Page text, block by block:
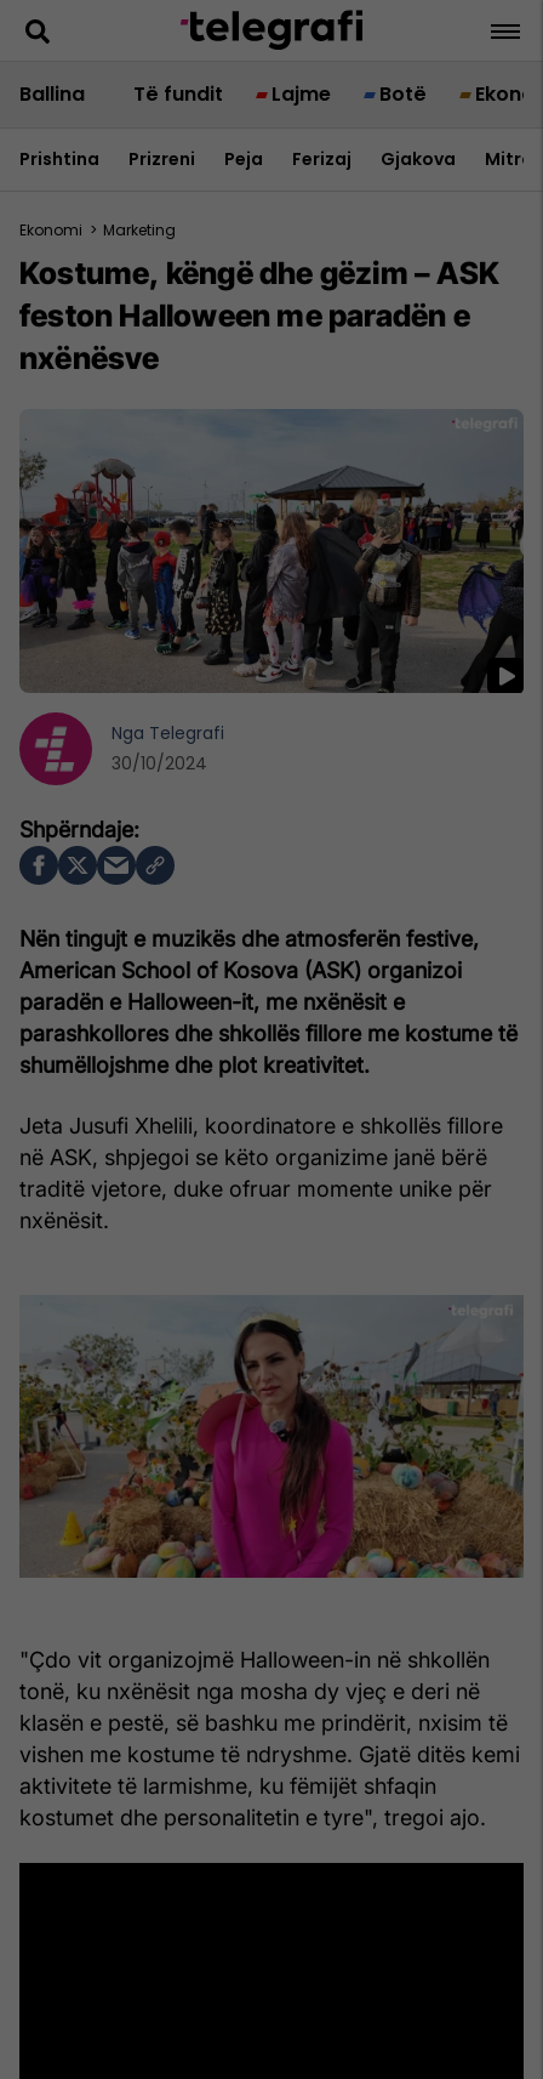
Ballina Të fundit Lajme Botë
Prishtina Prizreni Peja Ferizaj Gjakova
Ekonomi > Marketing
Kostume, këngë dhe gëzim – ASK
feston Halloween me paradën e
nxënësve
Nën tingujt e muzikës dhe atmosferën festive,
American School of Kosova (ASK) organizoi
paradën e Halloween-it, me nxënësit e
parashkollores dhe shkollës fillore me kostume të
shumëllojshme dhe plot kreativitet.
Jeta Jusufi Xhelili, koordinatore e shkollës fillore
në ASK, shpjegoi se këto organizime janë bërë
traditë vjetore, duke ofruar momente unike për
nxënësit.
"Çdo vit organizojmë Halloween-in në shkollën
tonë, ku nxënësit nga mosha dy vjeç e deri në
klasën e pestë, së bashku me prindërit, nxisim të
vishen me kostume të ndryshme. Gjatë ditës kemi
aktivitete të larmishme, ku fëmijët shfaqin
kostumet dhe personalitetin e tyre", tregoi ajo.
Nga Telegrafi
30/10/2024